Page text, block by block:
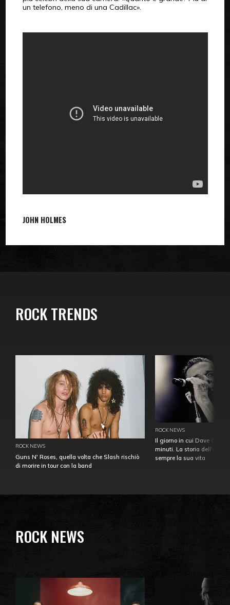
un telefono, meno di una Cadillac».
JOHN HOLMES
ROCK TRENDS
ROCK NEWS
Guns N' Roses, quella volta che Slash rischiò
di morire in tour con la band
ROCK NEWS
Il giorno in cui Dave
minuti. La storia
sempre la sua vita
ROCK NEWS